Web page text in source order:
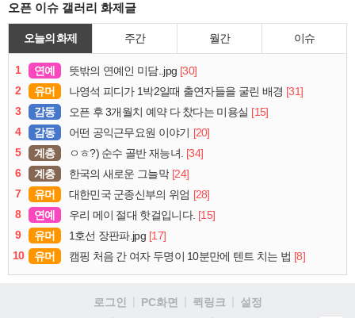
오픈 이슈 갤러리 화제글
오늘의 화제 주간 월간 이슈
1 연예 뜻밖의 연예인 미담..jpg [30]
2
유머 나영석 피디가 1박2일때 출연자들을 굴린 배경 [31]
3
감동 오픈 후 3개월치 예약 다 찼다는 미용실 [15]
4
감동 어떤 공익근무요원 이야기
[20]
5
계층 ㅇㅎ?) 순수 골반 재능녀. [34]
6
계층 한국의 새로운 그늘막 [24]
7
유머 대한민국 군종신부의 위엄 [28]
8
연예 우리 메이 절대 핫걸입니다. [15]
9
유머 1호선 장판파.jpg [17]
10
유머 캠핑 처음 간 여자 두명이 10분만에 텐트 치는 법 [8]
로그인 PC화면 퀵링크
설정